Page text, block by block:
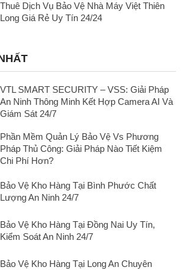
Thuê Dịch Vụ Bảo Vệ Nhà Máy Việt Thiên
Long Giá Rẻ Uy Tín 24/24
VTL SMART SECURITY – VSS: Giải Pháp
An Ninh Thông Minh Kết Hợp Camera AI Và
Giám Sát 24/7
Phần Mềm Quản Lý Bảo Vệ Vs Phương
Pháp Thủ Công: Giải Pháp Nào Tiết Kiệm
Chi Phí Hơn?
Bảo Vệ Kho Hàng Tại Bình Phước Chất
Lượng An Ninh 24/7
Bảo Vệ Kho Hàng Tại Đồng Nai Uy Tín,
Kiểm Soát An Ninh 24/7
Bảo Vệ Kho Hàng Tại Long An Chuyên